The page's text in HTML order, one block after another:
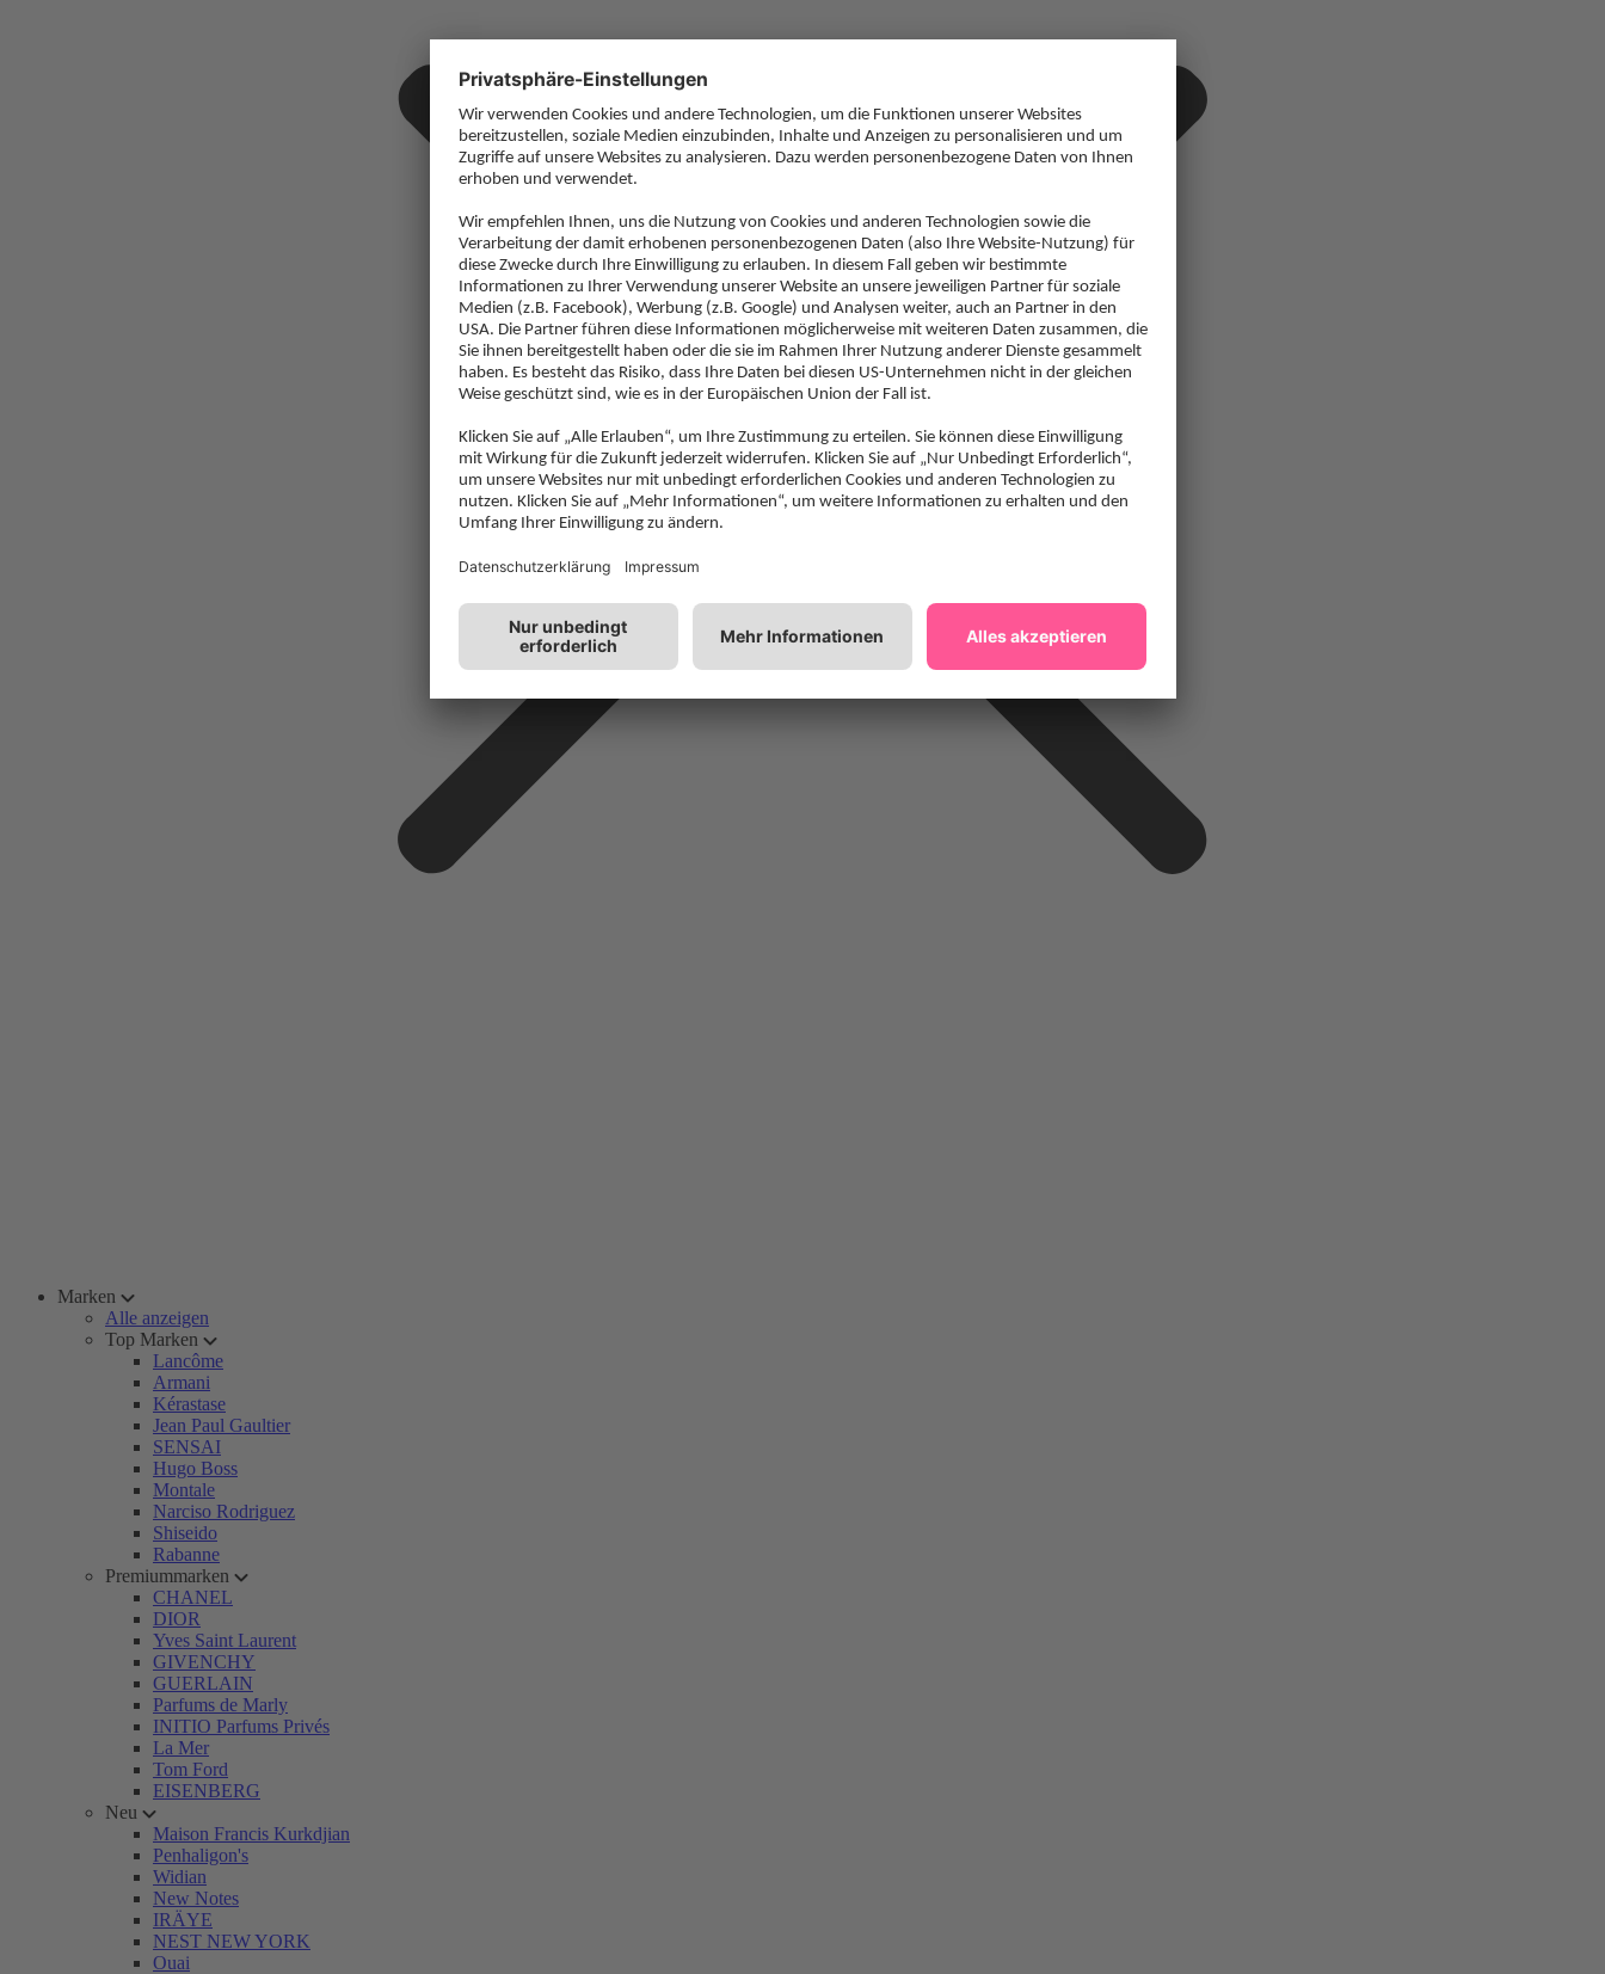
Marken
Alle anzeigen
Top Marken
Lancôme
Armani
Kérastase
Jean Paul Gaultier
SENSAI
Hugo Boss
Montale
Narciso Rodriguez
Shiseido
Rabanne
Premiummarken
CHANEL
DIOR
Yves Saint Laurent
GIVENCHY
GUERLAIN
Parfums de Marly
INITIO Parfums Privés
La Mer
Tom Ford
EISENBERG
Neu
Maison Francis Kurkdjian
Penhaligon's
Widian
New Notes
IRÄYE
NEST NEW YORK
Ouai